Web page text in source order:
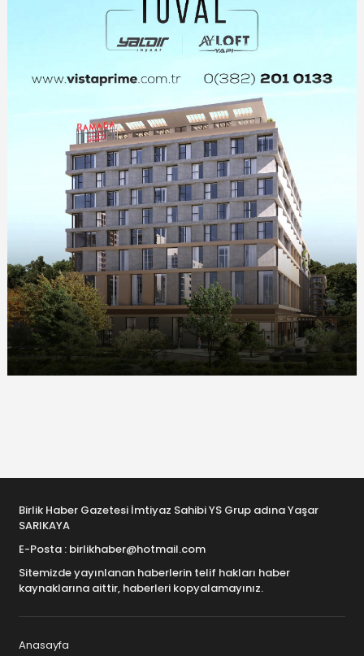
Birlik Haber Gazetesi İmtiyaz Sahibi YS Grup adına Yaşar
SARIKAYA
E-Posta : birlikhaber@hotmail.com
Sitemizde yayınlanan haberlerin telif hakları haber
kaynaklarına aittir, haberleri kopyalamayınız.
Anasayfa